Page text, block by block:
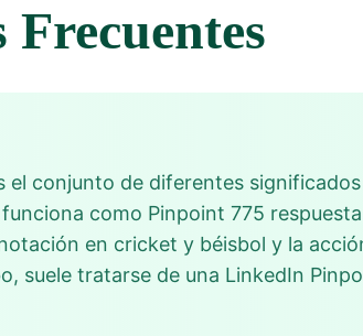
Frecuentes
conjunto de diferentes
como Pinpoint 775
en cricket y béisbol y la
suele tratarse de una LinkedIn